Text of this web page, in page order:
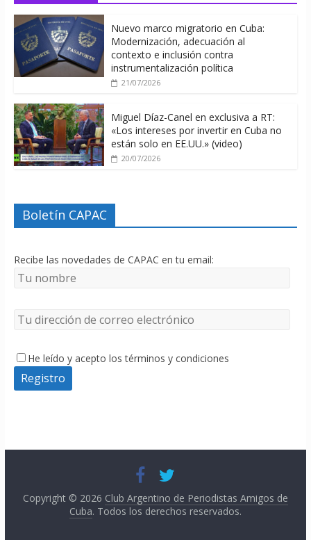
Nuevo marco migratorio en Cuba:
Modernización, adecuación al
contexto e inclusión contra
instrumentalización política
21/07/2026
Miguel Díaz-Canel en exclusiva a RT:
«Los intereses por invertir en Cuba no
están solo en EE.UU.» (video)
20/07/2026
Boletín CAPAC
Recibe las novedades de CAPAC en tu email:
He leído y acepto los términos y condiciones
Copyright © 2026 Club Argentino de Periodistas Amigos de
Cuba. Todos los derechos reservados.